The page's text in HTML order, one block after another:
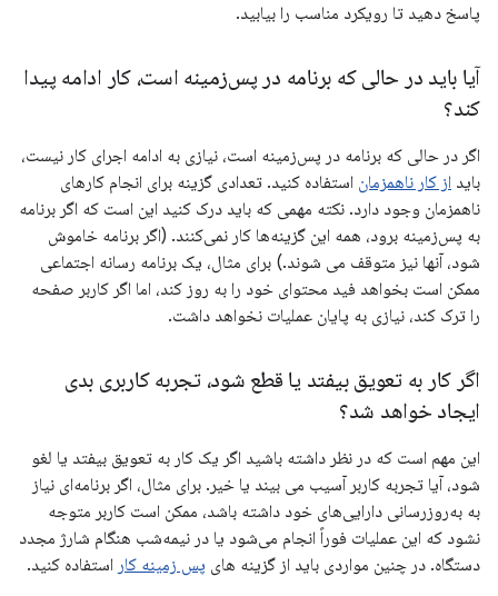
پاسخ دهید تا رویکرد مناسب را بیابید.
آیا باید در حالی که برنامه در پس‌زمینه است، کار ادامه پیدا
کند؟
اگر در حالی که برنامه در پس‌زمینه است، نیازی به ادامه اجرای کار نیست،
باید از کار ناهمزمان استفاده کنید. تعدادی گزینه برای انجام کارهای
ناهمزمان وجود دارد. نکته مهمی که باید درک کنید این است که اگر برنامه
به پس‌زمینه برود، همه این گزینه‌ها کار نمی‌کنند. (اگر برنامه خاموش
شود، آنها نیز متوقف می شوند.) برای مثال، یک برنامه رسانه اجتماعی
ممکن است بخواهد فید محتوای خود را به روز کند، اما اگر کاربر صفحه
را ترک کند، نیازی به پایان عملیات نخواهد داشت.
اگر کار به تعویق بیفتد یا قطع شود، تجربه کاربری بدی
ایجاد خواهد شد؟
این مهم است که در نظر داشته باشید اگر یک کار به تعویق بیفتد یا لغو
شود، آیا تجربه کاربر آسیب می بیند یا خیر. برای مثال، اگر برنامه‌ای نیاز
به به‌روزرسانی دارایی‌های خود داشته باشد، ممکن است کاربر متوجه
نشود که این عملیات فوراً انجام می‌شود یا در نیمه‌شب هنگام شارژ مجدد
دستگاه. در چنین مواردی باید از گزینه های پس زمینه کار استفاده کنید.